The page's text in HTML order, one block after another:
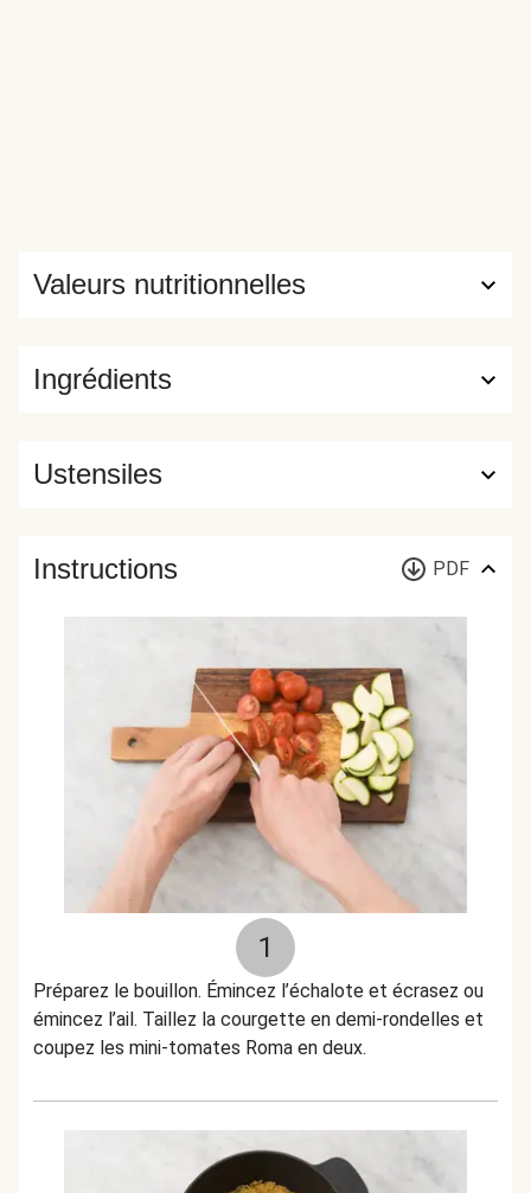
Ingrédients
Valeurs nutritionnelles
Ustensiles
Instructions PDF
1
Préparez le bouillon. Émincez l’échalote et écrasez ou
émincez l’ail. Taillez la courgette en demi-rondelles et
coupez les mini-tomates Roma en deux.